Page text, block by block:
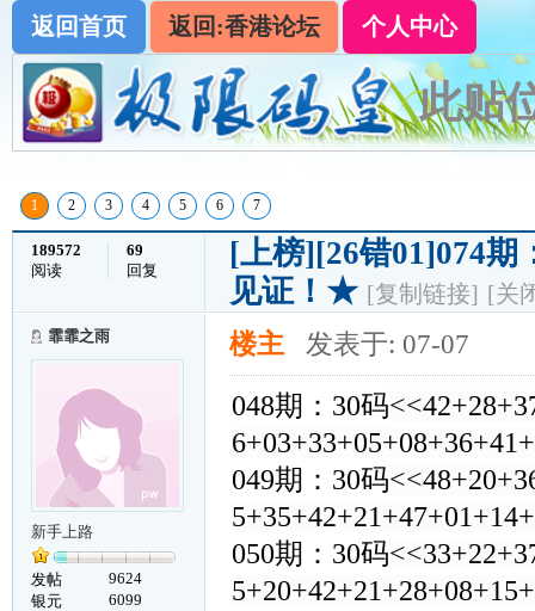
返回首页 返回:香港论坛 个人中心
此贴
1 2 3 4 5 6 7
189572
阅读
69
回复
[上榜][26错01]074
见证！★ [复制链接] [关
霏霏之雨
新手上路
发帖
9624
银元
6099
楼主 发表于: 07-07
048期：30码
049期：30码
050期：30码